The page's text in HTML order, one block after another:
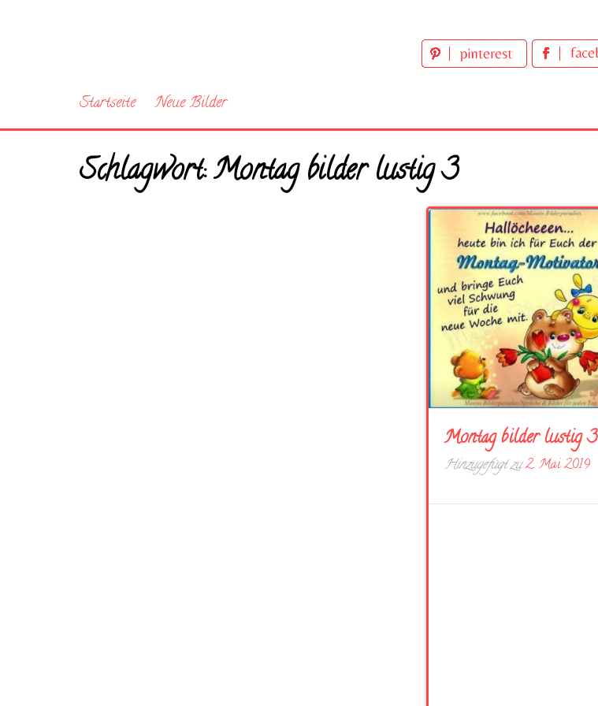
Startseite Neue Bilder
Schlagwort:Montag bilder lustig 3
Montag bilder lustig 3
Hinzugefügt zu2. Mai 2019